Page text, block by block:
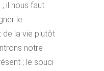
; il nous faut
le
de la vie plutôt
notre
; le souci